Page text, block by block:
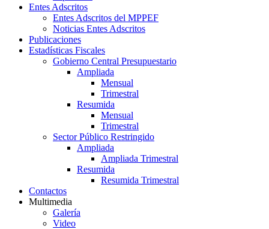
Entes Adscritos
Entes Adscritos del MPPEF
Noticias Entes Adscritos
Publicaciones
Estadísticas Fiscales
Gobierno Central Presupuestario
Ampliada
Mensual
Trimestral
Resumida
Mensual
Trimestral
Sector Público Restringido
Ampliada
Ampliada Trimestral
Resumida
Resumida Trimestral
Contactos
Multimedia
Galería
Video